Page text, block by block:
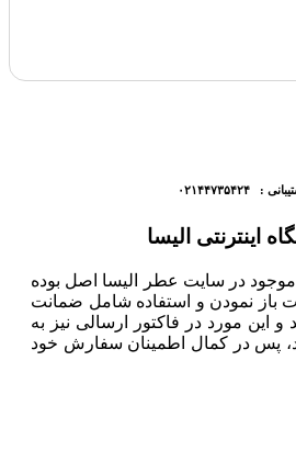
: ۰۲۱۴۴۷۳۵۴۲۴
اینترنتی الیسا
در سایت عطر الیسا اصل بوده
باز نمودن و استفاده شامل ضمانت
این مورد در فاکتور ارسالی نیز به
پس در کمال اطمینان سفارش خود